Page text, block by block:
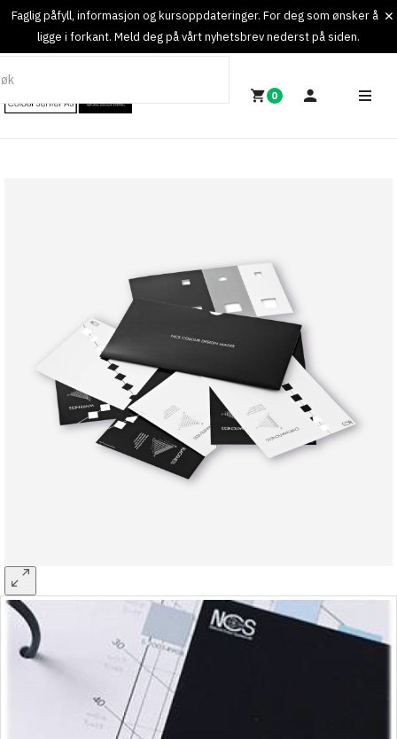
Faglig påfyll, informasjon og kursoppdateringer. For deg som ønsker å
ligge i forkant. Meld deg på vårt nyhetsbrev nederst på siden.
0